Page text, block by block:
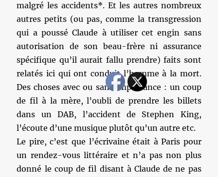
malgré les accidents*. Et les autres nombreux
autres petits (ou pas, comme la transgression
qui a poussé Claude à utiliser cet engin sans
autorisation de son beau-frère ni assurance
spécifique qu’il aurait fallu prendre) faits sont
relatés ici qui ont conduit l’homme à la mort.
Des choses avec ou sans importance : un coup
de fil à la mère, l’oubli de prendre les billets
dans un DAB, l’accident de Stephen King,
l’écoute d’une musique plutôt qu’un autre etc.
Le pire, c’est que l’écrivaine était à Paris pour
un rendez-vous littéraire et n’a pas non plus
donné le coup de fil disant à Claude de ne pas